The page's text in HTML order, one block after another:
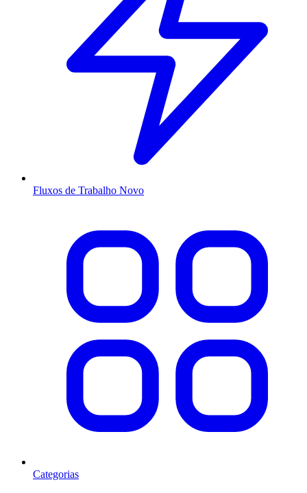
Fluxos de Trabalho Novo
Categorias